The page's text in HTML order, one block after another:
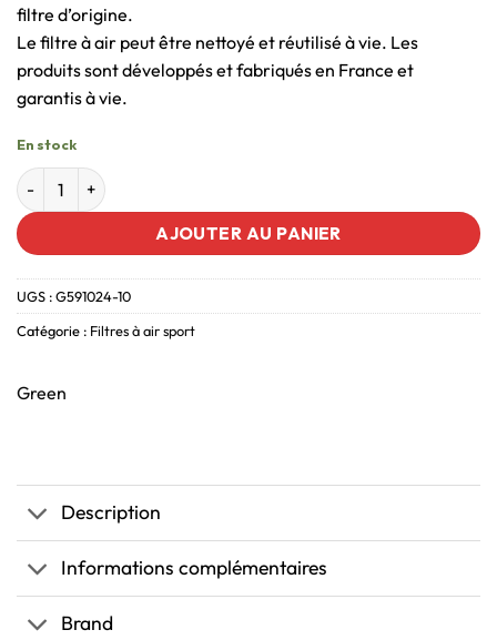
filtre d’origine.
Le filtre à air peut être nettoyé et réutilisé à vie. Les
produits sont développés et fabriqués en France et
garantis à vie.
En stock
AJOUTER AU PANIER
UGS :G591024-10
Catégorie : Filtres à air sport
Green
Description
Informations complémentaires
Brand